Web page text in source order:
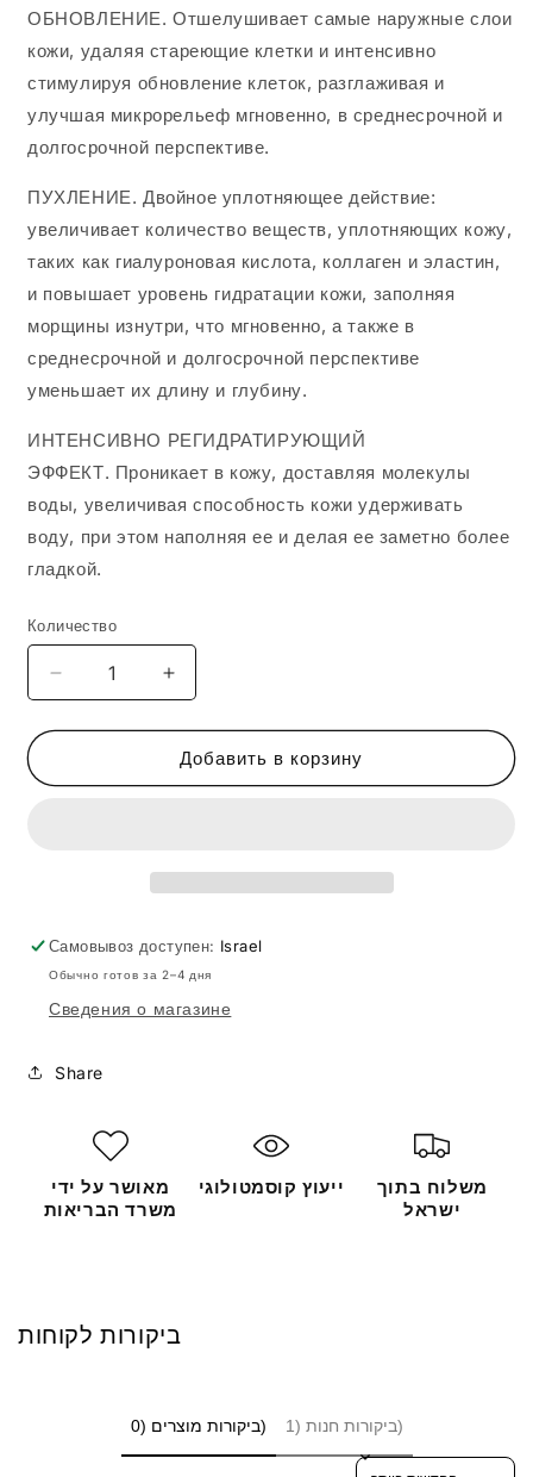
ОБНОВЛЕНИЕ. Отшелушивает самые наружные слои
кожи, удаляя стареющие клетки и интенсивно
стимулируя обновление клеток, разглаживая и
улучшая микрорельеф мгновенно, в среднесрочной и
долгосрочной перспективе.
ПУХЛЕНИЕ. Двойное уплотняющее действие:
увеличивает количество веществ, уплотняющих кожу,
таких как гиалуроновая кислота, коллаген и эластин,
и повышает уровень гидратации кожи, заполняя
морщины изнутри, что мгновенно, а также в
среднесрочной и долгосрочной перспективе
уменьшает их длину и глубину.
ИНТЕНСИВНО РЕГИДРАТИРУЮЩИЙ
ЭФФЕКТ. Проникает в кожу, доставляя молекулы
воды, увеличивая способность кожи удерживать
воду, при этом наполняя ее и делая ее заметно более
гладкой.
Количество
Уменьшить
количество
RGNERIN
NUTRI
Увеличить
количество
RGNERIN
HYDRO-
NUTRI
Добавить в корзину
Самовывоз доступен: Israel
Обычно готов за 2–4 дня
Сведения о магазине
Share
מאושר על ידי
משרד הבריאות
ייעוץ קוסמטולוגי
משלוח בתוך
ישראל
ביקורות לקוחות
ביקורות מוצרים (0) ביקורות חנות (1)
Sort reviews by